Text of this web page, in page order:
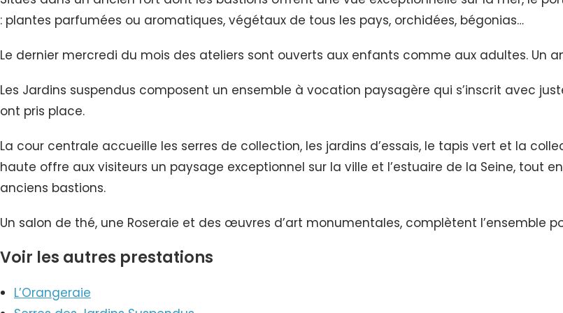
: plantes parfumées ou aromatiques, végétaux de tous les pays, orchidées, bégonias…
Le dernier mercredi du mois des ateliers sont ouverts aux enfants comme aux adultes. Un
Les Jardins suspendus composent un ensemble à vocation paysagère qui s’inscrit avec
ont pris place.
La cour centrale accueille les serres de collection, les jardins d’essais, le tapis vert et la
haute offre aux visiteurs un paysage exceptionnel sur la ville et l’estuaire de la Seine, tout
anciens bastions.
Un salon de thé, une Roseraie et des œuvres d’art monumentales, complètent l’ensemble
Voir les autres prestations
L’Orangeraie